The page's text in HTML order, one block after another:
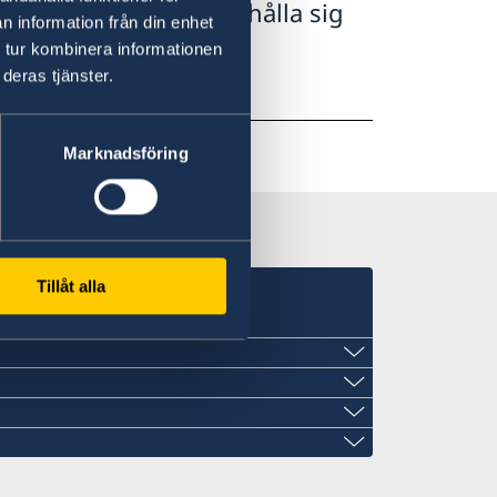
information från din enhet
kombinera informationen
tjänster.
Marknadsföring
Tillåt alla
förhöjd försiktighet, hålla sig
myndigheters